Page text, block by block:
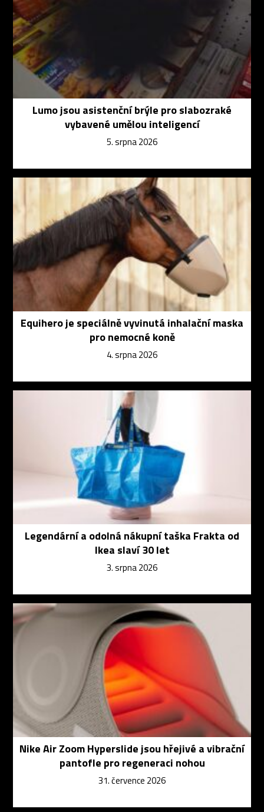
Lumo jsou asistenční brýle pro slabozraké
vybavené umělou inteligencí
5. srpna 2026
Equihero je speciálně vyvinutá inhalační maska
pro nemocné koně
4. srpna 2026
Legendární a odolná nákupní taška Frakta od
Ikea slaví 30 let
3. srpna 2026
Nike Air Zoom Hyperslide jsou hřejivé a vibrační
pantofle pro regeneraci nohou
31. července 2026